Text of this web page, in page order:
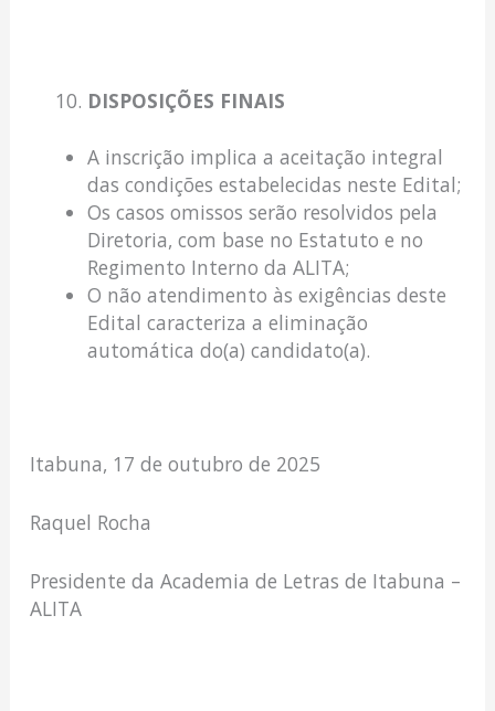
DISPOSIÇÕES FINAIS
A inscrição implica a aceitação integral
das condições estabelecidas neste Edital;
Os casos omissos serão resolvidos pela
Diretoria, com base no Estatuto e no
Regimento Interno da ALITA;
O não atendimento às exigências deste
Edital caracteriza a eliminação
automática do(a) candidato(a).
Itabuna, 17 de outubro de 2025
Raquel Rocha
Presidente da Academia de Letras de Itabuna –
ALITA